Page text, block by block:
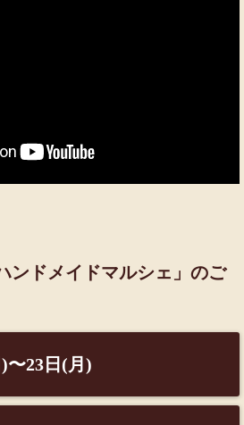
ドメイドマルシェ」のご
〜23日(月)